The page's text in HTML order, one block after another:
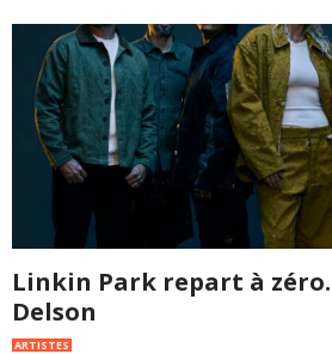
Linkin Park repart à
Delson
ARTISTES